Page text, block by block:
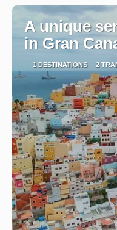
A unique
in Gran
1 DESTINATIONS 2